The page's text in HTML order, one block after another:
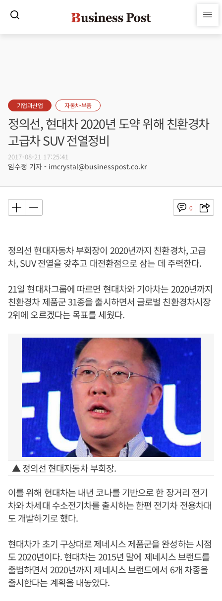
기업과산업 자동차·부품
정의선, 현대차 2020년 도약 위해 친환경차
고급차 SUV 전열정비
2017-08-21 17:25:41
임수정 기자 - imcrystal@businesspost.co.kr
0
정의선 현대자동차 부회장이 2020년까지 친환경차, 고급
차, SUV 전열을 갖추고 대전환점으로 삼는 데 주력한다.
21일 현대차그룹에 따르면 현대차와 기아차는 2020년까지
친환경차 제품군 31종을 출시하면서 글로벌 친환경차시장
2위에 오르겠다는 목표를 세웠다.
▲ 정의선 현대자동차 부회장.
이를 위해 현대차는 내년 코나를 기반으로 한 장거리 전기
차와 차세대 수소전기차를 출시하는 한편 전기차 전용차대
도 개발하기로 했다.
현대차가 초기 구상대로 제네시스 제품군을 완성하는 시점
도 2020년이다. 현대차는 2015년 말에 제네시스 브랜드를
출범하면서 2020년까지 제네시스 브랜드에서 6개 차종을
출시한다는 계획을 내놓았다.